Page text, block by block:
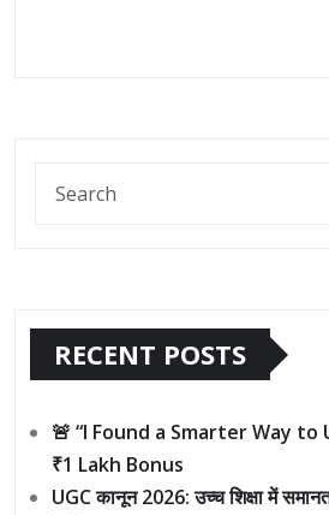
RECENT POSTS
🚨 “I Found a Smarter Way to
₹1 Lakh Bonus
UGC कानून 2026: उच्च शिक्षा में